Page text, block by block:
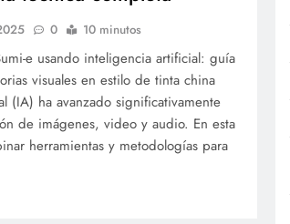
0 10 minutos
e usando inteligencia artificial: guía
visuales en estilo de tinta china
(IA) ha avanzado significativamente
de imágenes, video y audio. En esta
herramientas y metodologías para